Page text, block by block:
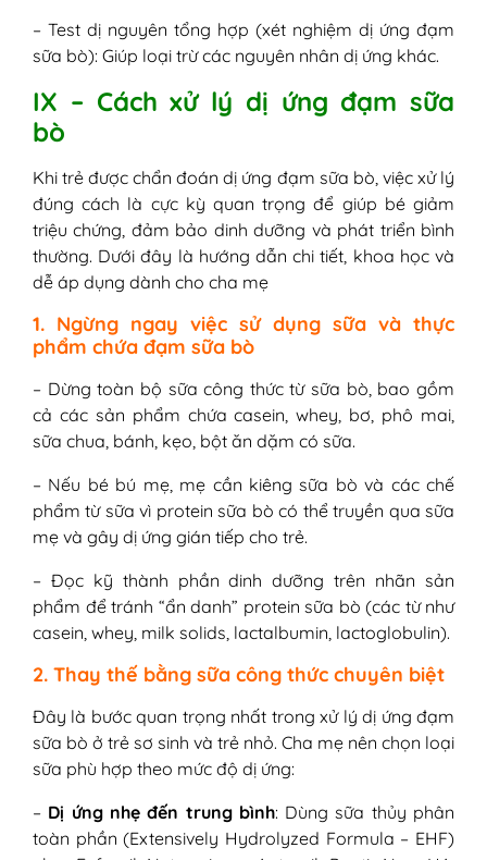
– Test dị nguyên tổng hợp (xét nghiệm dị ứng đạm
sữa bò): Giúp loại trừ các nguyên nhân dị ứng khác.
IX – Cách xử lý dị ứng đạm sữa
bò
Khi trẻ được chẩn đoán dị ứng đạm sữa bò, việc xử lý
đúng cách là cực kỳ quan trọng để giúp bé giảm
triệu chứng, đảm bảo dinh dưỡng và phát triển bình
thường. Dưới đây là hướng dẫn chi tiết, khoa học và
dễ áp dụng dành cho cha mẹ
1. Ngừng ngay việc sử dụng sữa và thực
phẩm chứa đạm sữa bò
– Dừng toàn bộ sữa công thức từ sữa bò, bao gồm
cả các sản phẩm chứa casein, whey, bơ, phô mai,
sữa chua, bánh, kẹo, bột ăn dặm có sữa.
– Nếu bé bú mẹ, mẹ cần kiêng sữa bò và các chế
phẩm từ sữa vì protein sữa bò có thể truyền qua sữa
mẹ và gây dị ứng gián tiếp cho trẻ.
– Đọc kỹ thành phần dinh dưỡng trên nhãn sản
phẩm để tránh “ẩn danh” protein sữa bò (các từ như
casein, whey, milk solids, lactalbumin, lactoglobulin).
2. Thay thế bằng sữa công thức chuyên biệt
Đây là bước quan trọng nhất trong xử lý dị ứng đạm
sữa bò ở trẻ sơ sinh và trẻ nhỏ. Cha mẹ nên chọn loại
sữa phù hợp theo mức độ dị ứng:
– Dị ứng nhẹ đến trung bình: Dùng sữa thủy phân
toàn phần (Extensively Hydrolyzed Formula – EHF)